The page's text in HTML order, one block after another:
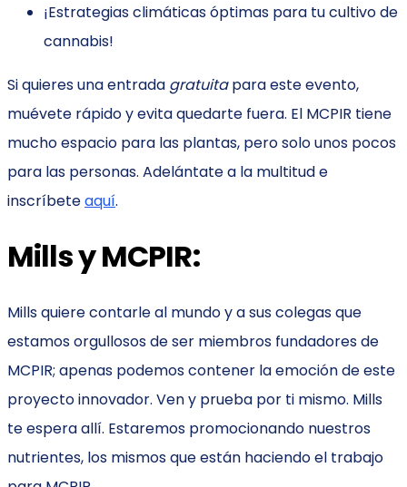
¡Estrategias climáticas óptimas para tu cultivo de
cannabis!
Si quieres una entrada gratuitapara este evento,
muévete rápido y evita quedarte fuera. El MCPIR tiene
mucho espacio para las plantas, pero solo unos pocos
para las personas. Adelántate a la multitud e
inscríbeteaquí.
Mills y MCPIR:
Mills quiere contarle al mundo y a sus colegas que
estamos orgullosos de ser miembros fundadores de
MCPIR; apenas podemos contener la emoción de este
proyecto innovador. Ven y prueba por ti mismo. Mills
te espera allí. Estaremos promocionando nuestros
nutrientes, los mismos que están haciendo el trabajo